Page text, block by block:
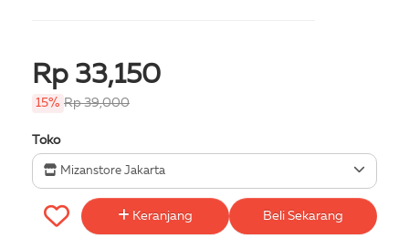
Rp 33,150
15% Rp 39,000
Toko
Mizanstore Jakarta
Keranjang Beli Sekarang